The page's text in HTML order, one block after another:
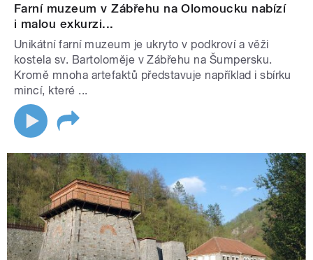
Farní muzeum v Zábřehu na Olomoucku nabízí
i malou exkurzi...
Unikátní farní muzeum je ukryto v podkroví a věži
kostela sv. Bartoloměje v Zábřehu na Šumpersku.
Kromě mnoha artefaktů představuje například i sbírku
mincí, které ...